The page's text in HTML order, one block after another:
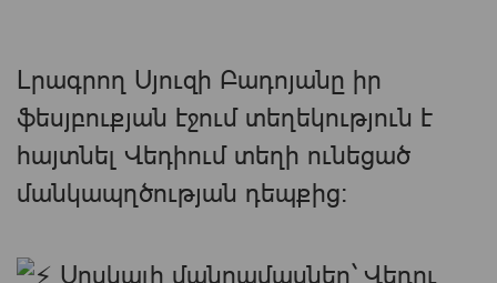
Լրագրող Սյուզի Բադոյանը իր
ֆեսյբուքյան էջում տեղեկություն է
հայտնել Վեդիում տեղի ունեցած
մանկապղծության դեպքից։
Սոսկալի մանրամասներ` Վեդու